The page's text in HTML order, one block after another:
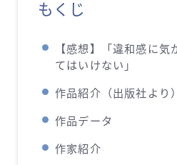
もくじ
【感想】「違和感に
てはいけない」
作品紹介（出版社より）
作品データ
作家紹介